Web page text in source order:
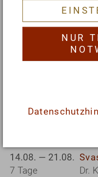
NUR
€ 2315,—
Dr.
10.07. — 16.07.
6 Tage
Dr.
6 Tage
14.08. — 21.08.
7 Tage
Dr.